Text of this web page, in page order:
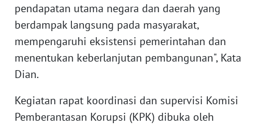
pendapatan utama negara dan daerah yang
berdampak langsung pada masyarakat,
mempengaruhi eksistensi pemerintahan dan
menentukan keberlanjutan pembangunan", Kata
Dian.
Kegiatan rapat koordinasi dan supervisi Komisi
Pemberantasan Korupsi (KPK) dibuka oleh
WN
SERAMBI
WN
JAMBI
WN
SULTRA